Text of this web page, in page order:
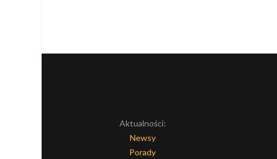
Aktualności:
Newsy
Porady